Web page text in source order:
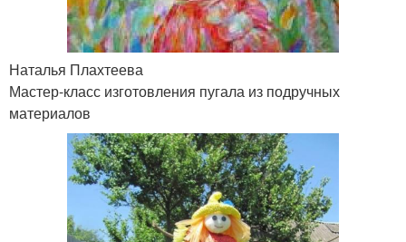
Наталья Плахтеева
Мастер-класс изготовления пугала из подручных
материалов